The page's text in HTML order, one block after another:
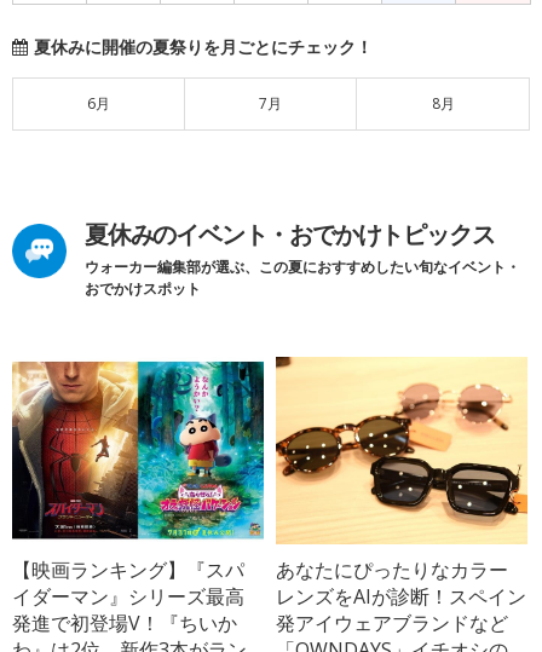
夏休みに開催の夏祭りを月ごとにチェック！
6月 7月 8月
夏休みのイベント・おでかけトピックス
ウォーカー編集部が選ぶ、この夏におすすめしたい旬なイベント・
おでかけスポット
【映画ランキング】『スパ
イダーマン』シリーズ最高
発進で初登場V！『ちいか
あなたにぴったりなカラー
レンズをAIが診断！スペイン
発アイウェアブランドなど